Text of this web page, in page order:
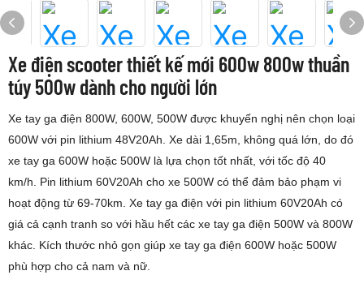
Xe điện scooter thiết kế mới 600w 800w thuần
túy 500w dành cho người lớn
Xe tay ga điện 800W, 600W, 500W được khuyến nghị nên chọn loại
600W với pin lithium 48V20Ah. Xe dài 1,65m, không quá lớn, do đó
xe tay ga 600W hoặc 500W là lựa chọn tốt nhất, với tốc độ 40
km/h. Pin lithium 60V20Ah cho xe 500W có thể đảm bảo phạm vi
hoạt động từ 69-70km. Xe tay ga điện với pin lithium 60V20Ah có
giá cả cạnh tranh so với hầu hết các xe tay ga điện 500W và 800W
khác. Kích thước nhỏ gọn giúp xe tay ga điện 600W hoặc 500W
phù hợp cho cả nam và nữ.